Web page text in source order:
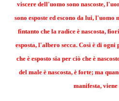
viscere dell'uomo sono nascoste,
sono esposte ed escono da lui,
fintanto che la radice è nascosta,
esposta, l'albero secca. Così è di
che è esposto sia per ciò che è
del male è nascosta, è forte; ma
manifesta,